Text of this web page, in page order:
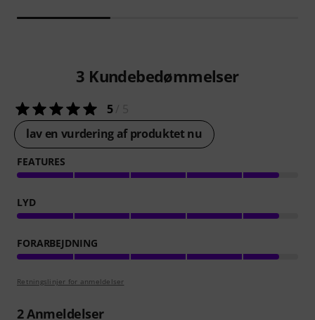
3 Kundebedømmelser
5/ 5
lav en vurdering af produktet nu
FEATURES
LYD
FORARBEJDNING
Retningslinjer for anmeldelser
2Anmeldelser